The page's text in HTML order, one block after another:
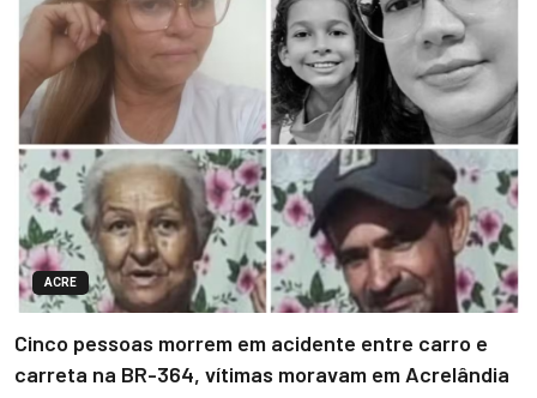
ACRE
Cinco pessoas morrem em acidente entre carro e
carreta na BR-364, vítimas moravam em Acrelândia